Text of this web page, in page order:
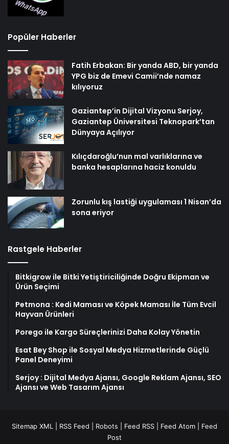
Popüler Haberler
Fatih Erbakan: Bir yanda ABD, bir yanda
YPG biz de Emevi Camii’nde namaz
kılıyoruz
Gaziantep’in Dijital Vizyonu Serjoy,
Gaziantep Üniversitesi Teknopark’tan
Dünyaya Açılıyor
Kılıçdaroğlu’nun mal varlıklarına ve
banka hesaplarına haciz konuldu
Zorunlu kış lastiği uygulaması 1 Nisan’da
sona eriyor
Rastgele Haberler
Bitkigrow ile Bitki Yetiştiriciliğinde Doğru Ekipman ve
Ürün Seçimi
Petmona : Kedi Maması ve Köpek Maması İle Tüm Evcil
Hayvan Ürünleri
Porego ile Kargo Süreçlerinizi Daha Kolay Yönetin
Esat Bey Shop ile Sosyal Medya Hizmetlerinde Güçlü
Panel Deneyimi
Serjoy : Dijital Medya Ajansı, Google Reklam Ajansı, SEO
Ajansı ve Web Tasarım Ajansı
Sitemap XML RSS Feed Robots Feed RSS Feed Atom
Feed
Post